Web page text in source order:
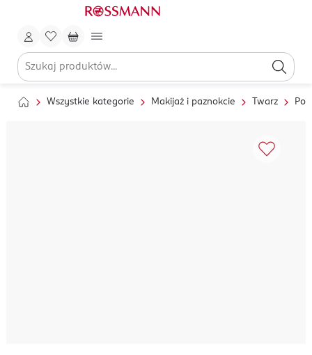
Wszystkie kategorie Makijaż i paznokcie Twarz